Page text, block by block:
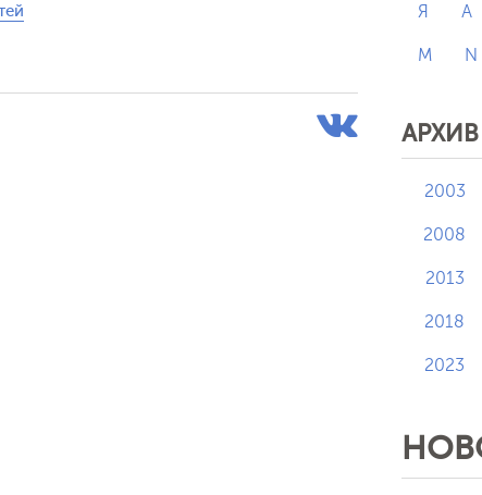
Я A
M N
2003
2008
2013
2018
2023